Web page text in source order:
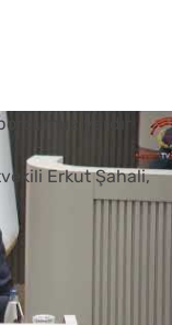
vardır
Erkut Şahali,